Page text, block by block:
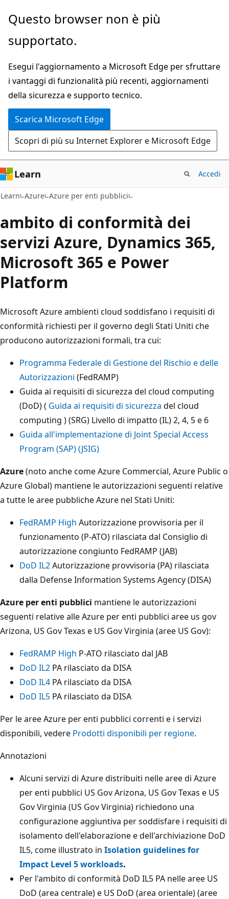
Ignora
passa
contenuto
principale
Questo browser non è più
supportato.
Esegui l'aggiornamento a Microsoft Edge per sfruttare
i vantaggi di funzionalità più recenti, aggiornamenti
della sicurezza e supporto tecnico.
Scarica Microsoft Edge
Scopri di più su Internet Explorer e Microsoft Edge
Learn Accedi
Learn Azure Azure per enti pubblici
ambito di conformità dei
servizi Azure, Dynamics 365,
Microsoft 365 e Power
Platform
Microsoft Azure ambienti cloud soddisfano i requisiti di
conformità richiesti per il governo degli Stati Uniti che
producono autorizzazioni formali, tra cui:
Programma Federale di Gestione del Rischio e delle
Autorizzazioni (FedRAMP)
Guida ai requisiti di sicurezza del cloud computing
(DoD) ( Guida ai requisiti di sicurezza del cloud
computing ) (SRG) Livello di impatto (IL) 2, 4, 5 e 6
Guida all'implementazione di Joint Special Access
Program (SAP) (JSIG)
Azure(noto anche come Azure Commercial, Azure Public o
Azure Global) mantiene le autorizzazioni seguenti relative
a tutte le aree pubbliche Azure nel Stati Uniti:
FedRAMP High Autorizzazione provvisoria per il
funzionamento (P-ATO) rilasciata dal Consiglio di
autorizzazione congiunto FedRAMP (JAB)
DoD IL2Autorizzazione provvisoria (PA) rilasciata
dalla Defense Information Systems Agency (DISA)
Azure per enti pubblici mantiene le autorizzazioni
seguenti relative alle Azure per enti pubblici aree us gov
Arizona, US Gov Texas e US Gov Virginia (aree US Gov):
FedRAMP High P-ATO rilasciato dal JAB
DoD IL2 PA rilasciato da DISA
DoD IL4 PA rilasciato da DISA
DoD IL5 PA rilasciato da DISA
Per le aree Azure per enti pubblici correnti e i servizi
disponibili, vedere Prodotti disponibili per regione.
Annotazioni
Alcuni servizi di Azure distribuiti nelle aree di Azure
per enti pubblici US Gov Arizona, US Gov Texas e US
Gov Virginia (US Gov Virginia) richiedono una
configurazione aggiuntiva per soddisfare i requisiti di
isolamento dell'elaborazione e dell'archiviazione DoD
IL5, come illustrato in Isolation guidelines for
Impact Level 5 workloads.
Per l'ambito di conformità DoD IL5 PA nelle aree US
DoD (area centrale) e US DoD (area orientale) (aree